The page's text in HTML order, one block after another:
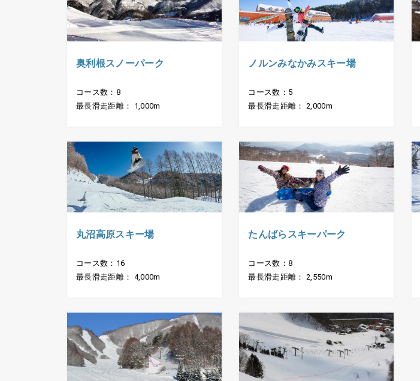
奥利根スノーパーク
コース数：8
最長滑走距離： 1,000m
ノルンみなかみスキー場
コース数：5
最長滑走距離： 2,000m
丸沼高原スキー場
コース数：16
最長滑走距離： 4,000m
たんばらスキーパーク
コース数：8
最長滑走距離： 2,550m